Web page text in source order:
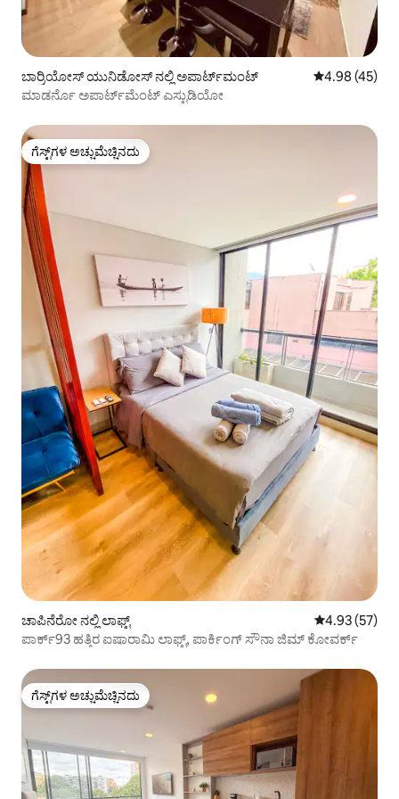
ಬಾರ್ರಿಯೋಸ್ ಯುನಿಡೋಸ್ ನಲ್ಲಿ ಅಪಾರ್ಟ್‌ಮಂಟ್ 5 ರಲ್ಲಿ 4.98
4.98 (45)
ಮಾಡರ್ನೊ ಅಪಾರ್ಟ್‌ಮೆಂಟ್ ಎಸ್ಟುಡಿಯೋ
ಗೆಸ್ಟ್‌ಗಳ ಅಚ್ಚುಮೆಚ್ಚಿನದು
ಗೆಸ್ಟ್‌ಗಳ ಅಚ್ಚುಮೆಚ್ಚಿನದು
ಚಾಪಿನೆರೋ ನಲ್ಲಿ ಲಾಫ್ಟ್ 5 ರಲ್ಲಿ 4.93
4.93 (57)
ಪಾರ್ಕ್93 ಹತ್ತಿರ ಐಷಾರಾಮಿ ಲಾಫ್ಟ್, ಪಾರ್ಕಿಂಗ್ ಸೌನಾ ಜಿಮ್ ಕೋವರ್ಕ್
ಗೆಸ್ಟ್‌ಗಳ ಅಚ್ಚುಮೆಚ್ಚಿನದು
ಗೆಸ್ಟ್‌ಗಳ ಅಚ್ಚುಮೆಚ್ಚಿನದು